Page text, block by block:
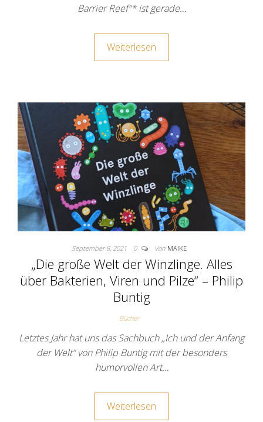
Barrier Reef“* ist gerade…
Weiterlesen
September 8, 2021 0 Von MAIKE
„Die große Welt der Winzlinge. Alles
über Bakterien, Viren und Pilze“ – Philip
Buntig
Bücher
Letztes Jahr hat uns das Sachbuch „Ich und der Anfang
der Welt“ von Philip Buntig mit der besonders
humorvollen Art…
Weiterlesen